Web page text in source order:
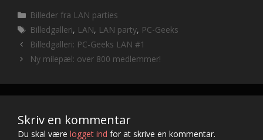
e
b
o
o
k
itt
er
d
di
t
ai
l y
Li
n
k
Kategorier
Billeder fra LAN parties
Tags
Billedgalleri, LAN, LAN party, PC-Geeks
Billedgalleri: PC-Geeks LAN #1
Ny milepæl: over 800 medlemmer!
Skriv en kommentar
Du skal være logget ind for at skrive en kommentar.